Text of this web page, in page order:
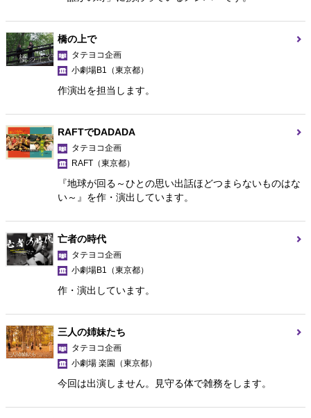
橋の上で
タテヨコ企画
小劇場B1 （東京都）
作演出を担当します。
RAFTでDADADA
タテヨコ企画
RAFT （東京都）
『地球が回る～ひとの思い出話ほどつまらないものはな
い～』を作・演出しています。
亡者の時代
タテヨコ企画
小劇場B1 （東京都）
作・演出しています。
三人の姉妹たち
タテヨコ企画
小劇場 楽園 （東京都）
今回は出演しません。見守る体で雑務をします。